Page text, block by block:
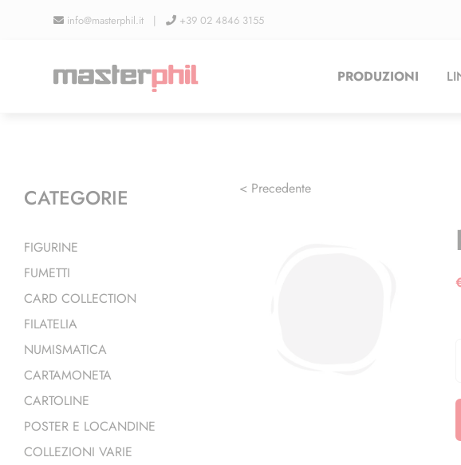
info@masterphil.it | +39 02 4846 3155
PRODUZIONI
< Precedente
CATEGORIE
FIGURINE
FUMETTI
CARD COLLECTION
FILATELIA
NUMISMATICA
CARTAMONETA
CARTOLINE
POSTER E LOCANDINE
COLLEZIONI VARIE